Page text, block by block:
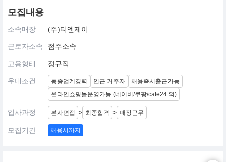
모집내용
소속매장 (주)티엔제이
근로자소속 점주소속
고용형태 정규직
우대조건 동종업계경력 인근 거주자
채용즉시출근가능
온라인쇼핑몰운영가능 (네이버/쿠팡/cafe24 외)
입사과정 본사면접 > 최종합격 > 매장근무
모집기간 채용시까지